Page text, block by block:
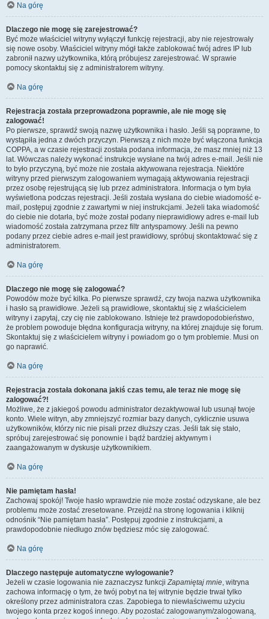
Na górę
Dlaczego nie mogę się zarejestrować?
Być może właściciel witryny wyłączył funkcję rejestracji, aby nie rejestrowały
się nowe osoby. Właściciel witryny mógł także zablokować twój adres IP lub
zabronił nazwy użytkownika, którą próbujesz zarejestrować. W sprawie
pomocy skontaktuj się z administratorem witryny.
Na górę
Rejestracja została przeprowadzona poprawnie, ale nie mogę się
zalogować!
Po pierwsze, sprawdź swoją nazwę użytkownika i hasło. Jeśli są poprawne, to
wystąpiła jedna z dwóch przyczyn. Pierwszą z nich może być włączona funkcja
COPPA, a w czasie rejestracji została podana informacja, że masz mniej niż 13
lat. Wówczas należy wykonać instrukcje wysłane na twój adres e-mail. Jeśli nie
to było przyczyną, być może nie została aktywowana rejestracja. Niektóre
witryny przed pierwszym zalogowaniem wymagają aktywowania rejestracji
przez osobę rejestrującą się lub przez administratora. Informacja o tym była
wyświetlona podczas rejestracji. Jeśli została wysłana do ciebie wiadomość e-
mail, postępuj zgodnie z zawartymi w niej instrukcjami. Jeżeli taka wiadomość
do ciebie nie dotarła, być może został podany nieprawidłowy adres e-mail lub
wiadomość została zatrzymana przez filtr antyspamowy. Jeśli na pewno
podany przez ciebie adres e-mail jest prawidłowy, spróbuj skontaktować się z
administratorem.
Na górę
Dlaczego nie mogę się zalogować?
Powodów może być kilka. Po pierwsze sprawdź, czy twoja nazwa użytkownika
i hasło są prawidłowe. Jeżeli są prawidłowe, skontaktuj się z właścicielem
witryny i zapytaj, czy cię nie zablokowano. Istnieje też prawdopodobieństwo,
że problem powoduje błędna konfiguracja witryny, na której znajduje się forum.
Skontaktuj się z właścicielem witryny i powiadom go o tym problemie. Musi on
go naprawić.
Na górę
Rejestracja została dokonana jakiś czas temu, ale teraz nie mogę się
zalogować?!
Możliwe, że z jakiegoś powodu administrator dezaktywował lub usunął twoje
konto. Wiele witryn, aby zmniejszyć rozmiar bazy danych, cyklicznie usuwa
użytkowników, którzy nic nie pisali przez dłuższy czas. Jeśli tak się stało,
spróbuj zarejestrować się ponownie i bądź bardziej aktywnym i
zaangażowanym w dyskusje użytkownikiem.
Na górę
Nie pamiętam hasła!
Zachowaj spokój! Twoje hasło wprawdzie nie może zostać odzyskane, ale bez
problemu może zostać zresetowane. Przejdź na stronę logowania i kliknij
odnośnik “Nie pamiętam hasła”. Postępuj zgodnie z instrukcjami, a
prawdopodobnie niedługo znów będziesz móc się zalogować.
Na górę
Dlaczego następuje automatyczne wylogowanie?
Jeżeli w czasie logowania nie zaznaczysz funkcjiZapamiętaj mnie, witryna
zachowa informację o tym, że twój pobyt na tej witrynie będzie trwał tylko
określony przez administratora czas. Zapobiega to niewłaściwemu użyciu
twojego konta przez kogoś innego. Aby pozostać zalogowanym/zalogowaną,